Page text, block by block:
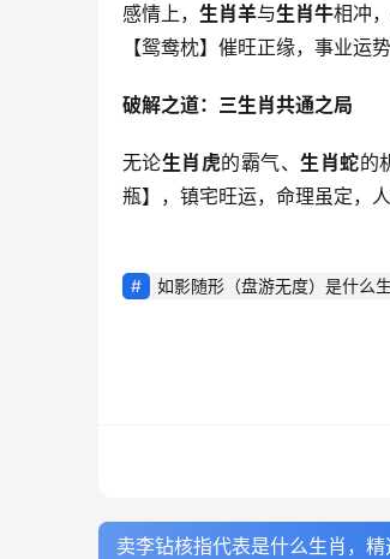
感情上， 生肖羊与生肖牛相冲
【鸳鸯枕】催旺正缘，事业运
破解之道：三生肖共通之局
无论生肖虎的霸气、生肖蛇的
瓶】，镇宅旺运，命理虽定，
如影随形（盘游无度）是什么
卖李钻核指代表是什么生肖，